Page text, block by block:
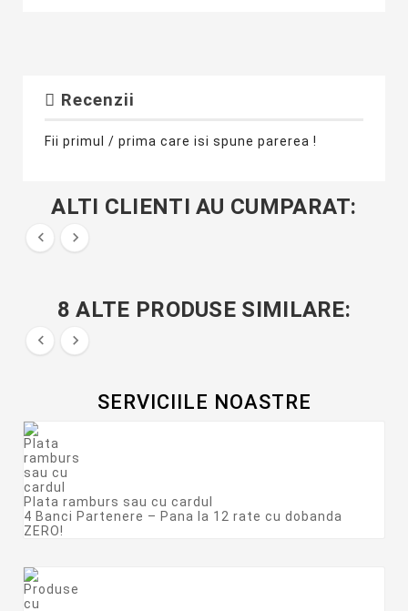
Recenzii
Fii primul / prima care isi spune parerea !
ALTI CLIENTI AU CUMPARAT:
 
8 ALTE PRODUSE SIMILARE:
 
SERVICIILE NOASTRE
Plata ramburs sau cu cardul
4 Banci Partenere – Pana la 12 rate cu dobanda
ZERO!